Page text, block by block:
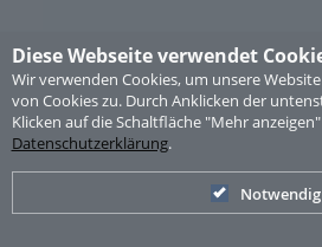
Diese Webseite verwendet
Wir verwenden Cookies, um unsere
von Cookies zu. Durch Anklicken der
Klicken auf die Schaltfläche "Mehr
Datenschutzerklärung.
Notwendig